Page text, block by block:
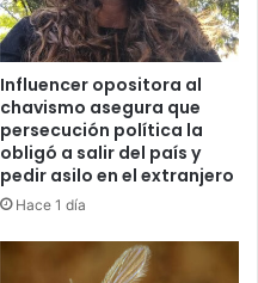
Influencer opositora al
chavismo asegura que
persecución política la
obligó a salir del país y
pedir asilo en el extranjero
Hace 1 día